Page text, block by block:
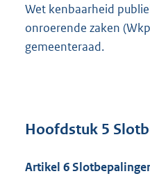
Wet kenbaarheid
onroerende zaken
gemeenteraad.
Hoofdstuk 5
Artikel 6